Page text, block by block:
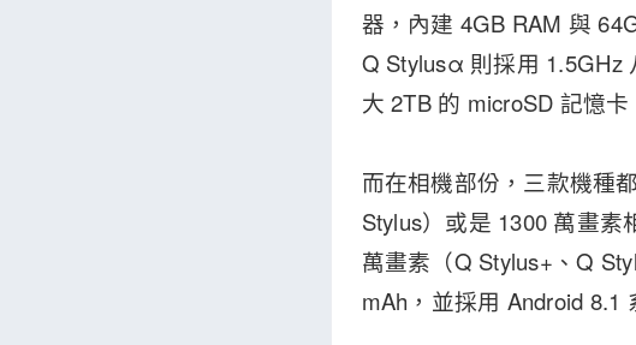
器，內建 4GB RAM 與
Q Stylusα 則採用 1.5GHz
大 2TB 的 microSD 記憶卡
而在相機部份，三款機種
Stylus）或是 1300 萬畫
萬畫素（Q Stylus+、Q
mAh，並採用 Android 8.1